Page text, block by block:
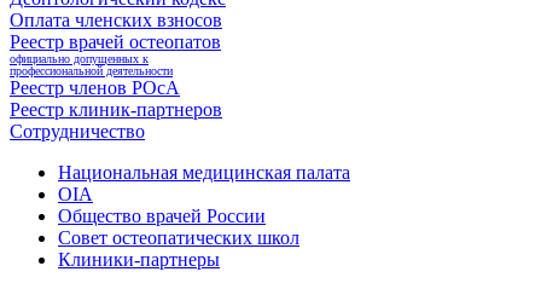
Оплата членских взносов
Реестр врачей остеопатов
официально допущенных к
профессиональной деятельности
Реестр членов РОсА
Реестр клиник-партнеров
Сотрудничество
Национальная медицинская палата
OIA
Общество врачей России
Совет остеопатических школ
Клиники-партнеры